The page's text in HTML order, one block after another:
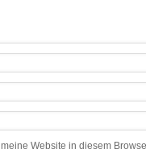
Website in diesem